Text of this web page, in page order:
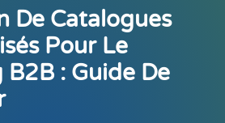
De Catalogues
Pour Le
: Guide De